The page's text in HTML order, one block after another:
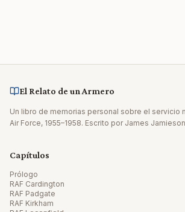
El Relato de un Armero
Un libro de memorias personal sobre el servicio
Air Force, 1955–1958. Escrito por James
Capítulos
Prólogo
RAF Cardington
RAF Padgate
RAF Kirkham